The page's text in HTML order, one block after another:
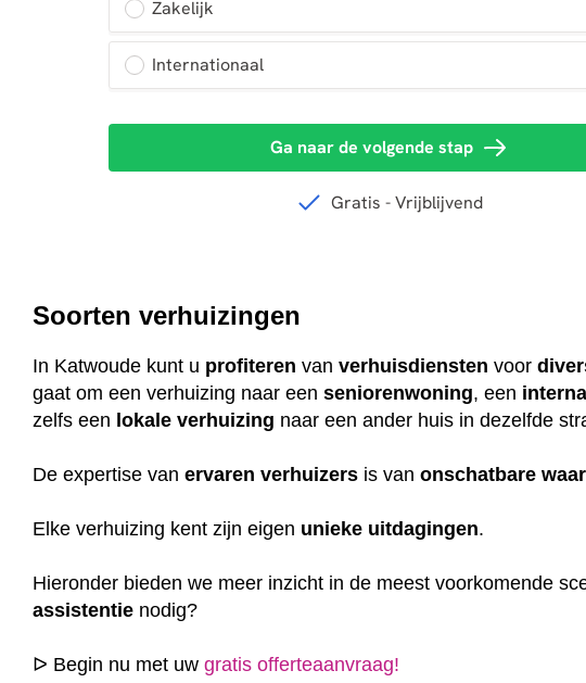
Soorten verhuizingen
In Katwoude kunt u profiteren vanverhuisdiensten voor
gaat om een verhuizing naar eenseniorenwoning, een
zelfs een lokale verhuizing naar een ander huis in dezelfde
De expertise vanervaren verhuizers is vanonschatbare
Elke verhuizing kent zijn eigen unieke uitdagingen.
Hieronder bieden we meer inzicht in de meest voorkomende
assistentie nodig?
ᐅ Begin nu met uwgratis offerteaanvraag!